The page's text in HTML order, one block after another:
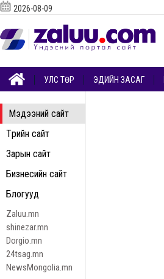
Мэдээний сайт
Төрийн сайт
Зарын сайт
Бизнесийн сайт
Блогууд
Zaluu.mn
shinezar.mn
Dorgio.mn
24tsag.mn
NewsMongolia.mn
2026-08-09
УЛС ТӨР ЭДИЙН ЗАСАГ